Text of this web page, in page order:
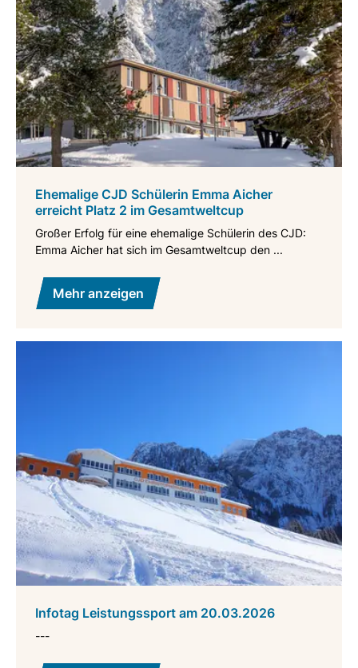
Ehemalige CJD Schülerin Emma Aicher
erreicht Platz 2 im Gesamtweltcup
Großer Erfolg für eine ehemalige Schülerin des CJD:
Emma Aicher hat sich im Gesamtweltcup den ...
Mehr anzeigen
Infotag Leistungssport am 20.03.2026
---